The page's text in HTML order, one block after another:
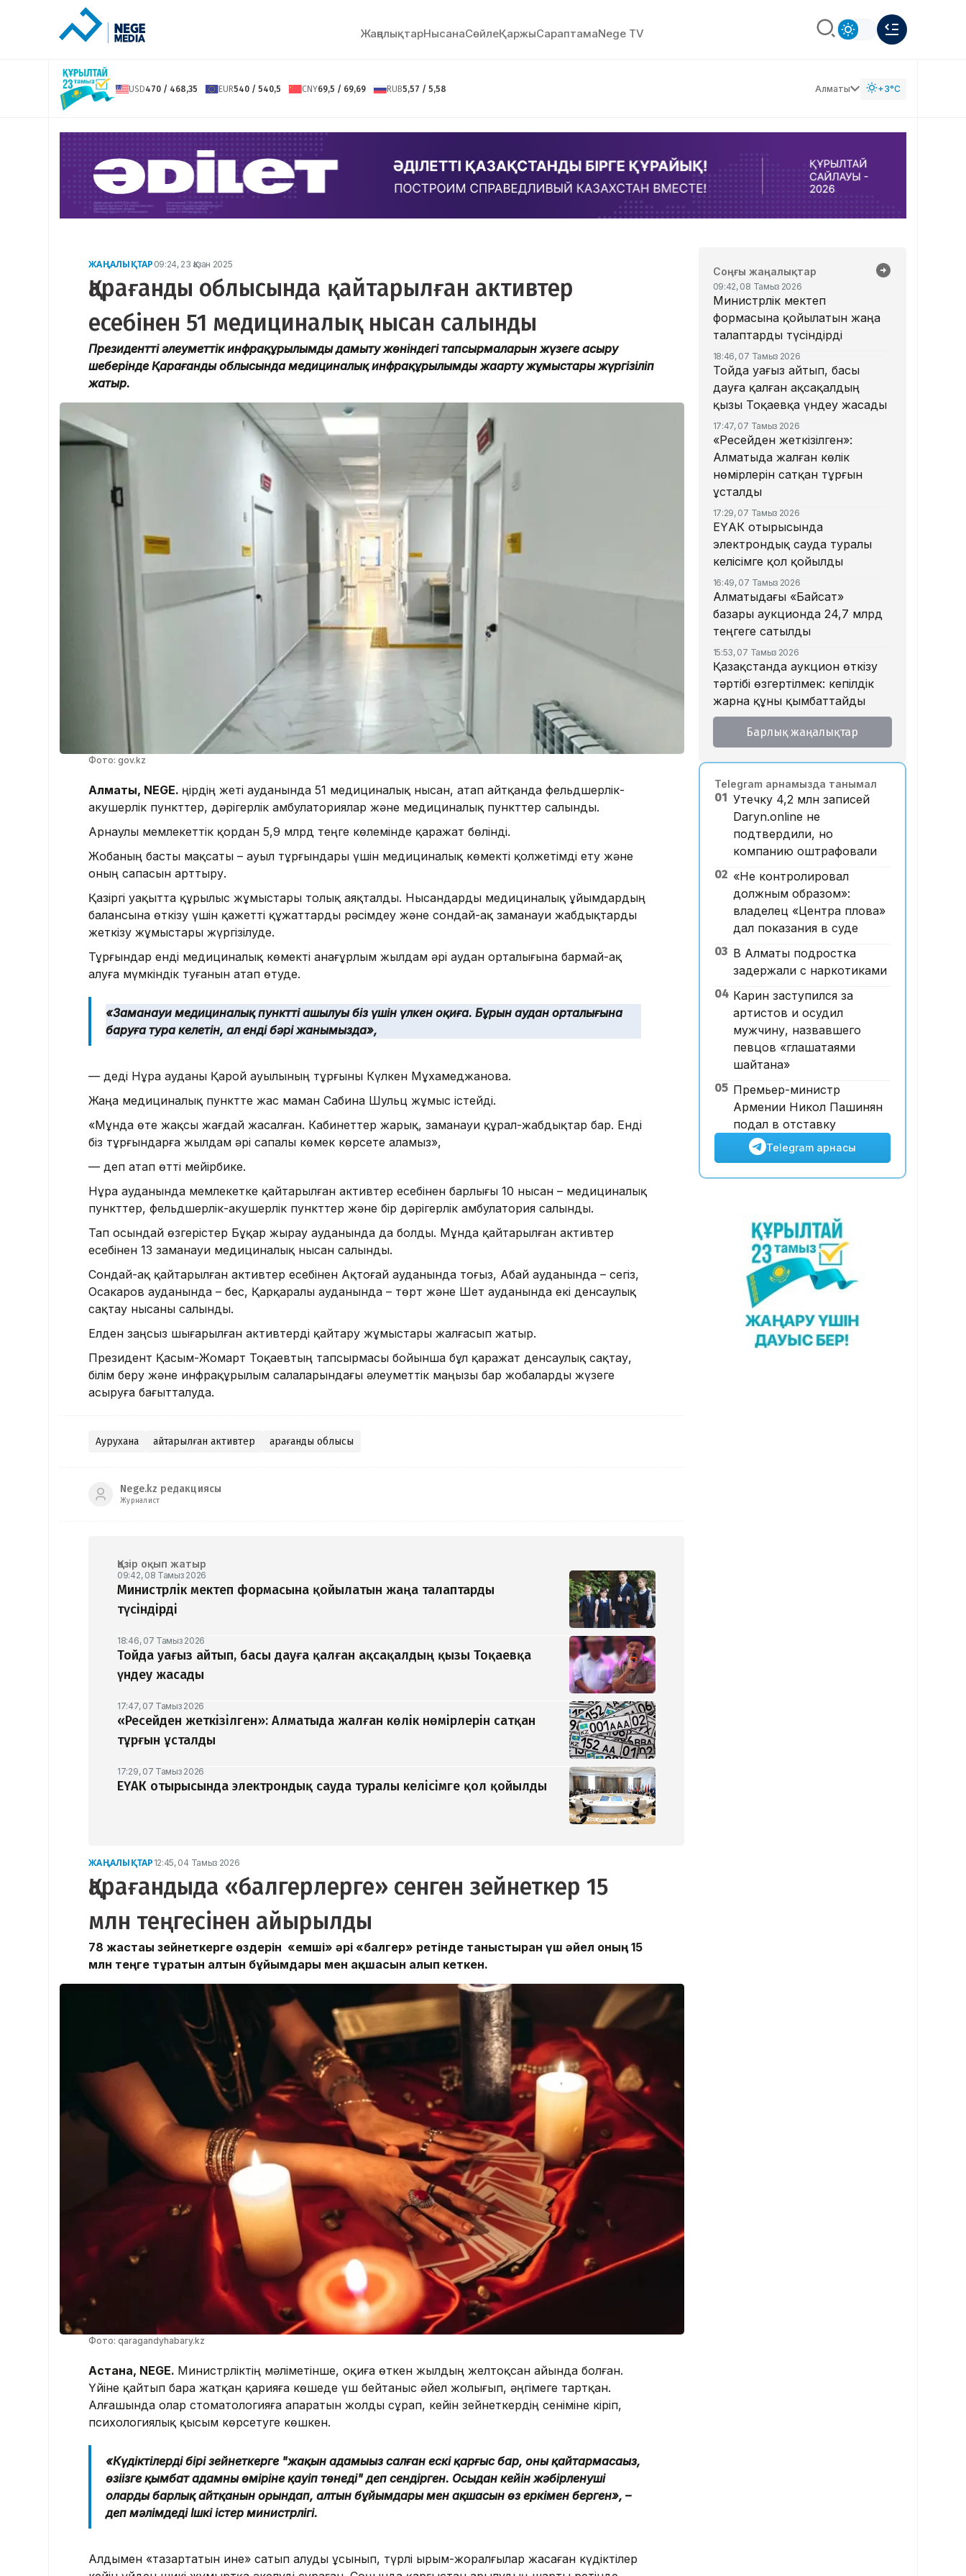
ЖаңалықтарНысанаСөйлeҚаржыСараптамаNege TV
USD470 / 468,35 EUR540 / 540,5 CNY69,5 / 69,69 RUB5,57 / 5,58 Алматы +3°C
ЖАҢАЛЫҚТАР 09:24, 23 Қазан 2025
Қарағанды облысында қайтарылған активтер
есебінен 51 медициналық нысан салынды
Президенттің әлеуметтік инфрақұрылымды дамыту жөніндегі тапсырмаларын жүзеге асыру
шеңберінде Қарағанды облысында медициналық инфрақұрылымды жаңарту жұмыстары жүргізіліп
жатыр.
Фото: gov.kz
Алматы, NEGE. Өңірдің жеті ауданында 51 медициналық нысан, атап айтқанда фельдшерлік-
акушерлік пункттер, дәрігерлік амбулаториялар және медициналық пункттер салынды.
Арнаулы мемлекеттік қордан 5,9 млрд теңге көлемінде қаражат бөлінді.
Жобаның басты мақсаты – ауыл тұрғындары үшін медициналық көмекті қолжетімді ету және
оның сапасын арттыру.
Қазіргі уақытта құрылыс жұмыстары толық аяқталды. Нысандарды медициналық ұйымдардың
балансына өткізу үшін қажетті құжаттарды рәсімдеу және сондай-ақ заманауи жабдықтарды
жеткізу жұмыстары жүргізілуде.
Тұрғындар енді медициналық көмекті анағұрлым жылдам әрі аудан орталығына бармай-ақ
алуға мүмкіндік туғанын атап өтуде.
«Заманауи медициналық пункттің ашылуы біз үшін үлкен оқиға. Бұрын аудан орталығына
баруға тура келетін, ал енді бәрі жанымызда»,
— деді Нұра ауданы Қарой ауылының тұрғыны Күлкен Мұхамеджанова.
Жаңа медициналық пунктте жас маман Сабина Шульц жұмыс істейді.
«Мұнда өте жақсы жағдай жасалған. Кабинеттер жарық, заманауи құрал-жабдықтар бар. Енді
біз тұрғындарға жылдам әрі сапалы көмек көрсете аламыз»,
— деп атап өтті мейірбике.
Нұра ауданында мемлекетке қайтарылған активтер есебінен барлығы 10 нысан – медициналық
пункттер, фельдшерлік-акушерлік пункттер және бір дәрігерлік амбулатория салынды.
Тап осындай өзгерістер Бұқар жырау ауданында да болды. Мұнда қайтарылған активтер
есебінен 13 заманауи медициналық нысан салынды.
Сондай-ақ қайтарылған активтер есебінен Ақтоғай ауданында тоғыз, Абай ауданында – сегіз,
Осакаров ауданында – бес, Қарқаралы ауданында – төрт және Шет ауданында екі денсаулық
сақтау нысаны салынды.
Елден заңсыз шығарылған активтерді қайтару жұмыстары жалғасып жатыр.
Президент Қасым-Жомарт Тоқаевтың тапсырмасы бойынша бұл қаражат денсаулық сақтау,
білім беру және инфрақұрылым салаларындағы әлеуметтік маңызы бар жобаларды жүзеге
асыруға бағытталуда.
Аурухана Қайтарылған активтер Қарағанды облысы
Nege.kz редакциясы
Журналист
Қазір оқып жатыр
09:42, 08 Тамыз 2026
Министрлік мектеп формасына қойылатын жаңа талаптарды
түсіндірді
18:46, 07 Тамыз 2026
Тойда уағыз айтып, басы дауға қалған ақсақалдың қызы Тоқаевқа
үндеу жасады
17:47, 07 Тамыз 2026
«Ресейден жеткізілген»: Алматыда жалған көлік нөмірлерін сатқан
тұрғын ұсталды
17:29, 07 Тамыз 2026
ЕҮАК отырысында электрондық сауда туралы келісімге қол қойылды
ЖАҢАЛЫҚТАР 12:45, 04 Тамыз 2026
Қарағандыда «балгерлерге» сенген зейнеткер 15
млн теңгесінен айырылды
78 жастағы зейнеткерге өздерін «емші» әрі «балгер» ретінде таныстырған үш әйел оның 15
млн теңге тұратын алтын бұйымдары мен ақшасын алып кеткен.
Фото: qaragandyhabary.kz
Астана, NEGE. Министрліктің мәліметінше, оқиға өткен жылдың желтоқсан айында болған.
Үйіне қайтып бара жатқан қарияға көшеде үш бейтаныс әйел жолығып, әңгімеге тартқан.
Алғашында олар стоматологияға апаратын жолды сұрап, кейін зейнеткердің сеніміне кіріп,
психологиялық қысым көрсетуге көшкен.
«Күдіктілердің бірі зейнеткерге "жақын адамыңыз салған ескі қарғыс бар, оны қайтармасаңыз,
өзіңізге қымбат адамның өміріне қауіп төнеді" деп сендірген. Осыдан кейін жәбірленуші
олардың барлық айтқанын орындап, алтын бұйымдары мен ақшасын өз еркімен берген», –
деп мәлімдеді Ішкі істер министрлігі.
Алдымен «тазартатын ине» сатып алуды ұсынып, түрлі ырым-жоралғылар жасаған күдіктілер
Соңғы жаңалықтар
09:42, 08 Тамыз 2026
Министрлік мектеп
формасына қойылатын жаңа
талаптарды түсіндірді
18:46, 07 Тамыз 2026
Тойда уағыз айтып, басы
дауға қалған ақсақалдың
қызы Тоқаевқа үндеу жасады
17:47, 07 Тамыз 2026
«Ресейден жеткізілген»:
Алматыда жалған көлік
нөмірлерін сатқан тұрғын
ұсталды
17:29, 07 Тамыз 2026
ЕҮАК отырысында
электрондық сауда туралы
келісімге қол қойылды
16:49, 07 Тамыз 2026
Алматыдағы «Байсат»
базары аукционда 24,7 млрд
теңгеге сатылды
15:53, 07 Тамыз 2026
Қазақстанда аукцион өткізу
тәртібі өзгертілмек: кепілдік
жарна құны қымбаттайды
15:11, 07 Тамыз 2026
Мемлекеттік грант
астам талапкер тегін білім
алады
14:45, 07 Тамыз 2026
Ұлттық валютаны инфляция
қарқынының баяулауы
қолдап отыр – сарапшылар
13:30, 07 Тамыз 2026
Фельдшер Ұлдана
Мырзуанның қазасына
қатысты іс сотқа жолданды
12:59, 07 Тамыз 2026
Абай облысы аумағындағы
орманды өрттен қорғауға 3
млрд теңгеден астам қаржы
бөлінді
Барлық жаңалықтар
Telegram арнамызда танымал
01 Утечку 4,2 млн записей
Daryn.online не
подтвердили, но
компанию оштрафовали
02 «Не контролировал
должным образом»:
владелец «Центра плова»
дал показания в суде
03 В Алматы подростка
задержали с наркотиками
04 Карин заступился за
артистов и осудил
мужчину, назвавшего
певцов «глашатаями
шайтана»
05 Премьер-министр
Армении Никол Пашинян
подал в отставку
Telegram арнасы